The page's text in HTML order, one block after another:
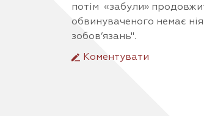
потім «забули»
обвинуваченого немає
зобов’язань".
Коментувати